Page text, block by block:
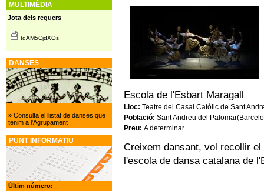
Escola de l'Esbart Maragall
Lloc: Teatre del Casal Catòlic de Sant
Població: Sant Andreu del
Preu: A determinar
Creixem dansant, vol recollir
l'escola de dansa catalana de
MULTIMÈDIA
Jota dels reguers
tqAM5CjdXOs
DANSES
»Consulta el llistat de danses que
tenim a l'Agrupament
PUNT INFORMATIU
Últim número: